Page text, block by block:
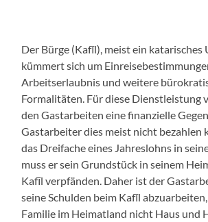
Der Bürge (Kafīl), meist ein katarisches
kümmert sich um
Arbeitserlaubnis und weitere
Formalitäten. Für diese Dienstleistung
den Gastarbeiten eine finanzielle
Gastarbeiter dies meist nicht bezahlen
das Dreifache eines Jahreslohns in
muss er sein Grundstück in seinem
Kafīl verpfänden. Daher ist der
seine Schulden beim Kafīl
Familie im Heimatland nicht Haus und